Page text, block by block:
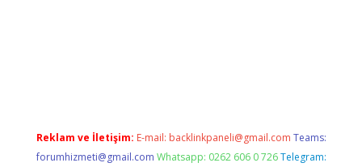
Reklam ve İletişim: E-mail: backlinkpaneli@gmail.com Teams:
forumhizmeti@gmail.com Whatsapp: 0262 606 0 726 Telegram: